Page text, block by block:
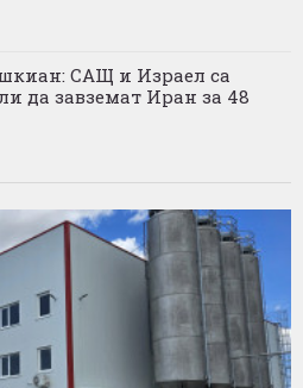
САЩ и Израел са
да завземат Иран за 48